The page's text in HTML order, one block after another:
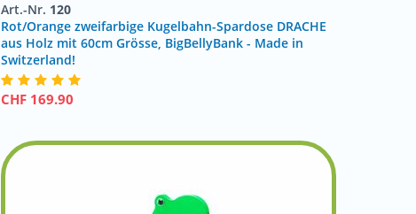
Art.-Nr. 120
Rot/Orange zweifarbige Kugelbahn-Spardose DRACHE
aus Holz mit 60cm Grösse, BigBellyBank - Made in
Switzerland!
CHF 169.90